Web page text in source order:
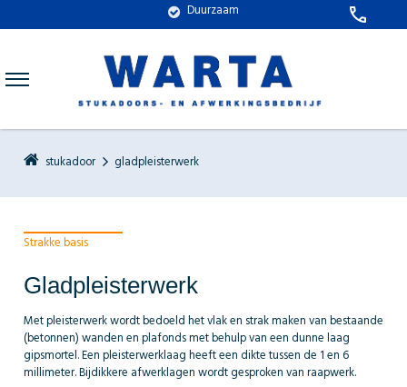
Duurzaam call
stukadoor gladpleisterwerk
Strakke basis
Gladpleisterwerk
Met pleisterwerk wordt bedoeld het vlak en strak maken van bestaande
(betonnen) wanden en plafonds met behulp van een dunne laag
gipsmortel. Een pleisterwerklaag heeft een dikte tussen de 1 en 6
millimeter. Bijdikkere afwerklagen wordt gesproken van raapwerk.